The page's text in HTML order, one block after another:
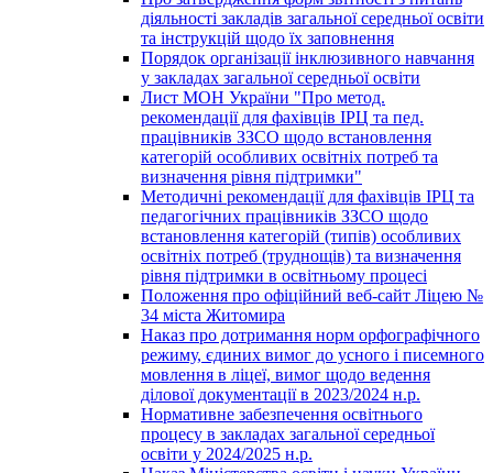
діяльності закладів загальної середньої освіти
та інструкцій щодо їх заповнення
Порядок організації інклюзивного навчання
у закладах загальної середньої освіти
Лист МОН України "Про метод.
рекомендації для фахівців ІРЦ та пед.
працівників ЗЗСО щодо встановлення
категорій особливих освітніх потреб та
визначення рівня підтримки"
Методичні рекомендації для фахівців ІРЦ та
педагогічних працівників ЗЗСО щодо
встановлення категорій (типів) особливих
освітніх потреб (труднощів) та визначення
рівня підтримки в освітньому процесі
Положення про офіційний веб-сайт Ліцею №
34 міста Житомира
Наказ про дотримання норм орфографічного
режиму, єдиних вимог до усного і писемного
мовлення в ліцеї, вимог щодо ведення
ділової документації в 2023/2024 н.р.
Нормативне забезпечення освітнього
процесу в закладах загальної середньої
освіти у 2024/2025 н.р.